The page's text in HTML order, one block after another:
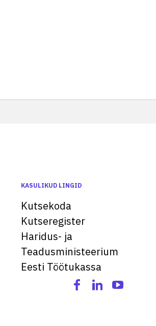
KASULIKUD LINGID
Kutsekoda
Kutseregister
Haridus- ja
Teadusministeerium
Eesti Töötukassa